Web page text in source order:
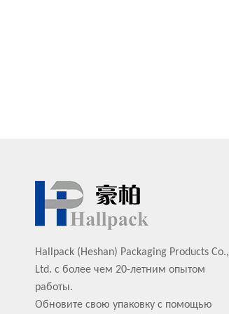
Hallpack (Heshan) Packaging Products Co.,
Ltd. с более чем 20-летним опытом
работы.
Обновите свою упаковку с помощью